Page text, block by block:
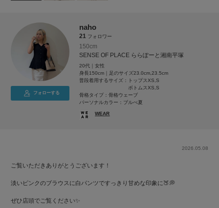
フォローする
naho
21 フォロワー
150cm
SENSE OF PLACE ららぽーと湘南平塚
20代｜女性
身長150cm｜足のサイズ23.0cm,23.5cm
普段着用するサイズ：
トップスXS,S
ボトムスXS,S
骨格タイプ：骨格ウェーブ
パーソナルカラー：ブルべ夏
WEAR
2026.05.08
ご覧いただきありがとうございます！
淡いピンクのブラウスに白パンツですっきり甘めな印象に🍑💭
ぜひ店頭でご覧ください✨